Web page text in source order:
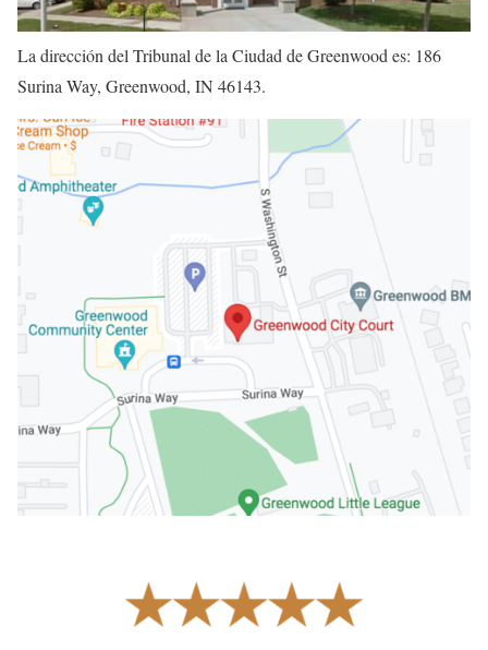
La dirección del Tribunal de la Ciudad de Greenwood es: 186
Surina Way, Greenwood, IN 46143.